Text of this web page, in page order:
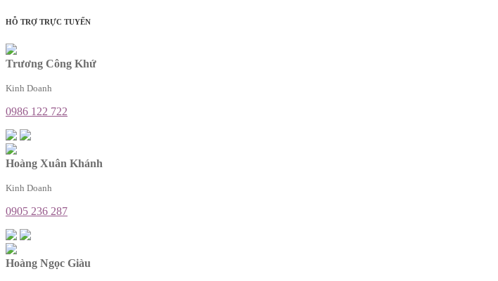
HỖ TRỢ TRỰC TUYẾN
Trương Công Khứ
Kinh Doanh
0986 122 722
Hoàng Xuân Khánh
Kinh Doanh
0905 236 287
Hoàng Ngọc Giàu